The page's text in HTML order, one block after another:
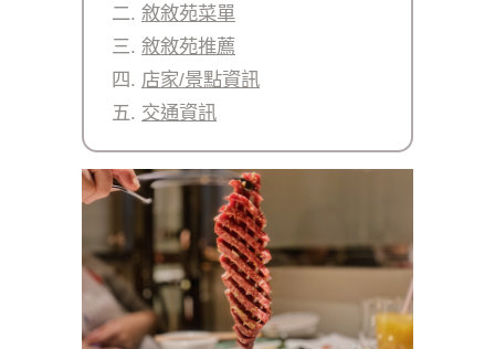
敘敘苑菜單
敘敘苑推薦
店家/景點資訊
交通資訊